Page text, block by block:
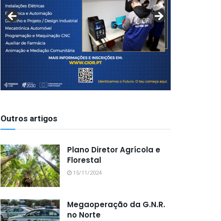
Outros artigos
Plano Diretor Agrícola e
Florestal
15/11/2024
Megaoperação da G.N.R.
no Norte